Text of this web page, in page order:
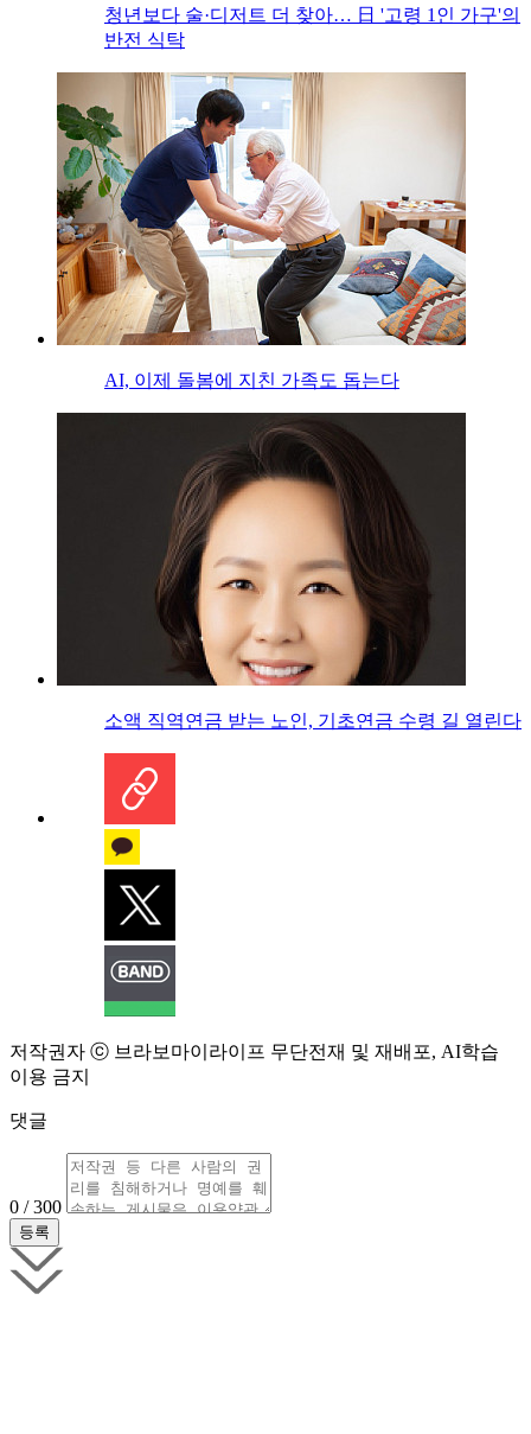
청년보다 술·디저트 더 찾아… 日 '고령 1인 가구'의
반전 식탁
AI, 이제 돌봄에 지친 가족도 돕는다
소액 직역연금 받는 노인, 기초연금 수령 길 열린다
저작권자 ⓒ 브라보마이라이프 무단전재 및 재배포, AI학습
이용 금지
댓글
0 / 300